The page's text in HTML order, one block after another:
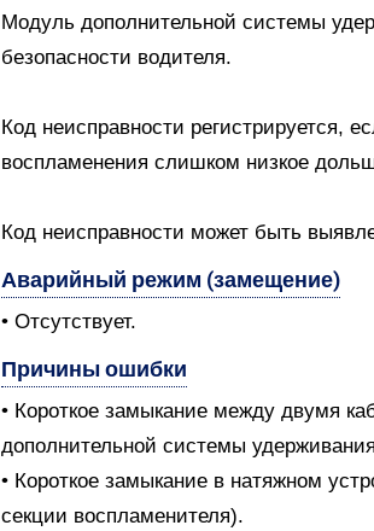
Модуль дополнительной системы
безопасности водителя.
Код неисправности регистрируется,
воспламенения слишком низкое
Код неисправности может быть
Аварийный режим (замещение)
• Отсутствует.
Причины ошибки
• Короткое замыкание между двумя
дополнительной системы
• Короткое замыкание в натяжном
секции воспламенителя).